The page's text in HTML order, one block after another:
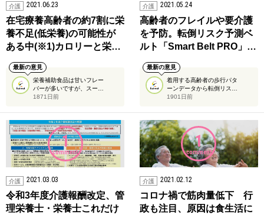
介護 2021.06.23
在宅療養高齢者の約7割に栄
養不足(低栄養)の可能性が
ある中(※1)カロリーと栄…
最新の意見
栄養補助食品は甘いフレー
バーが多いですが、スー…
1871日前
介護 2021.05.24
高齢者のフレイルや要介護
を予防。転倒リスク予測ベ
ルト「Smart Belt PRO」…
最新の意見
着用する高齢者の歩行パタ
ーンデータから転倒リス…
1901日前
1
comment
介護 2021.03.03
令和3年度介護報酬改定、管
理栄養士・栄養士これだけ
1
comment
介護 2021.02.12
コロナ禍で筋肉量低下 行
政も注目、原因は食生活に